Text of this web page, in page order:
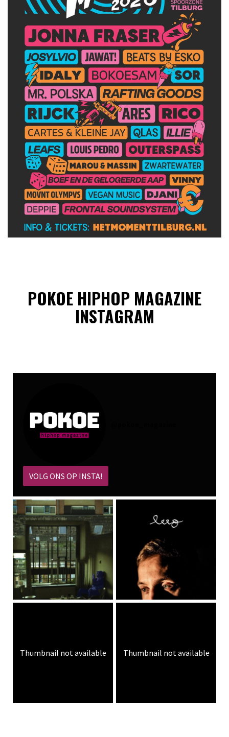
POKOE HIPHOP MAGAZINE
INSTAGRAM
VOLG ONS OP INSTA!
Thumbnail not available Thumbnail not available